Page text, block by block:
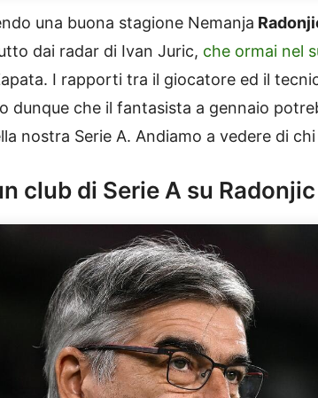
una buona stagione Nemanja
dai radar di Ivan Juric, che ormai nel
I rapporti tra il giocatore ed il
dunque che il fantasista a gennaio
nostra Serie A. Andiamo a vedere di
club di Serie A su Radonjic